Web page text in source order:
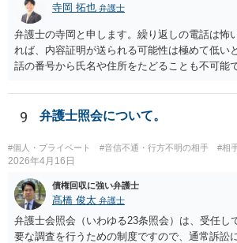
寺岡 拓也 弁護士
弁護士の寺岡と申します。繰り返しの電話は怖
れば、内容証明が送られる可能性は極めて低い
話の番号から氏名や住所をたどることも不可能
弁護士に依頼してそこまでしても結局のところ
み、費用倒れとなってしまいます。 おそらく
せとして一種の捨て台詞的に「弁護士」や「内
使っているのでしょう。 可能性という言葉を
ませんが、気に病む必要はないと思われます。
9 弁護士照会について。
#個人・プライベート #音信不通・行方不明の相手 #相
2026年4月16日
債権回収に強い弁護士
髙橋 俊太 弁護士
弁護士会照会（いわゆる23条照会）は、受任し
要な調査を行うための制度ですので、通常訴訟